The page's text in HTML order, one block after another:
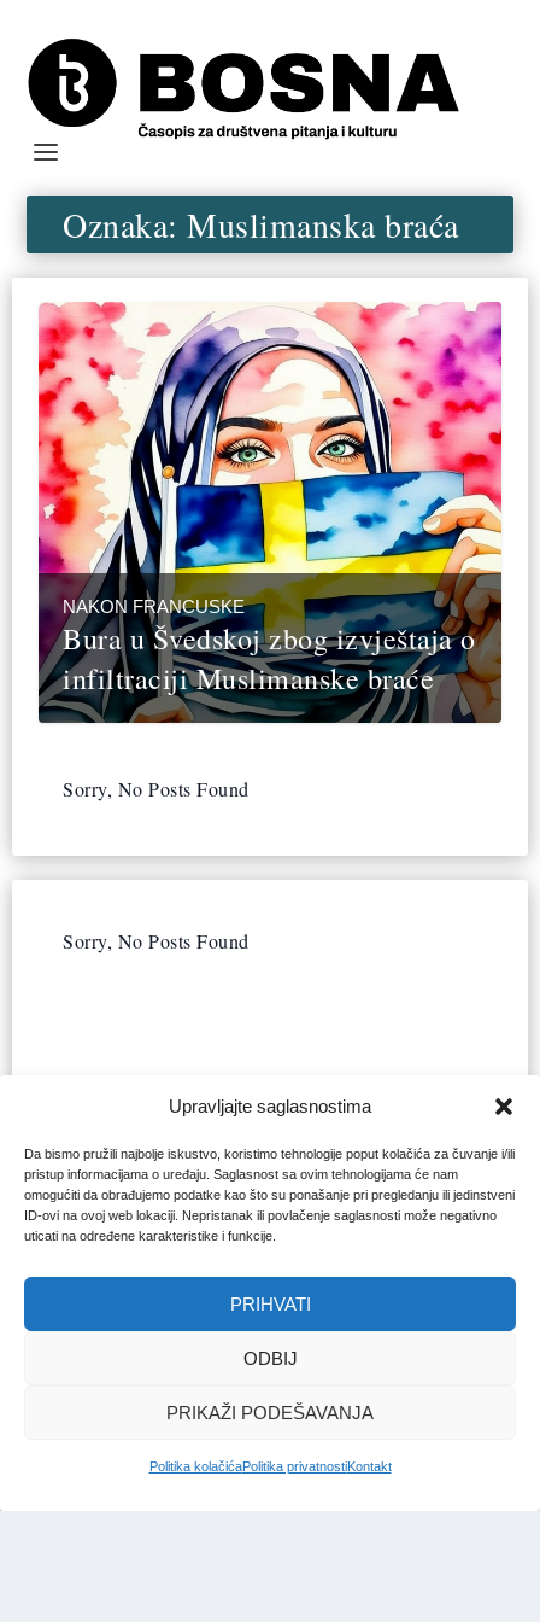
Upravljajte saglasnostima
Da bismo pružili najbolje iskustvo, koristimo tehnologije poput kolačića za čuvanje i/ili
pristup informacijama o uređaju. Saglasnost sa ovim tehnologijama će nam
omogućiti da obrađujemo podatke kao što su ponašanje pri pregledanju ili jedinstveni
ID-ovi na ovoj web lokaciji. Nepristanak ili povlačenje saglasnosti može negativno
uticati na određene karakteristike i funkcije.
PRIHVATI
ODBIJ
PRIKAŽI PODEŠAVANJA
Politika kolačićaPolitika privatnostiKontakt
Oznaka:Muslimanska braća
NAKON FRANCUSKE
Bura u Švedskoj zbog izvještaja o
infiltraciji Muslimanske braće
Sorry, No Posts Found
Sorry, No Posts Found